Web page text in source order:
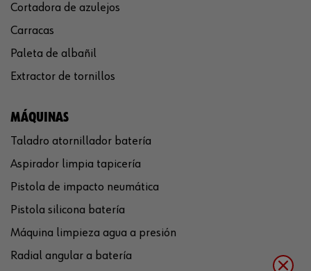
Cortadora de azulejos
Carracas
Paleta de albañil
Extractor de tornillos
MÁQUINAS
Taladro atornillador batería
Aspirador limpia tapicería
Pistola de impacto neumática
Pistola silicona batería
Máquina limpieza agua a presión
Radial angular a batería